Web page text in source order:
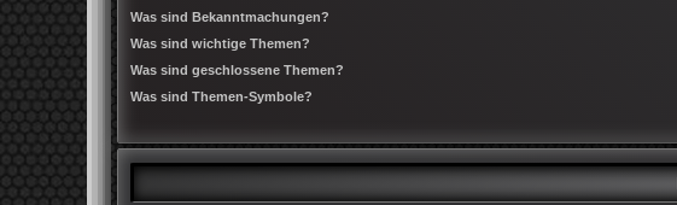
Was sind Bekanntmachungen?
Was sind wichtige Themen?
Was sind geschlossene Themen?
Was sind Themen-Symbole?